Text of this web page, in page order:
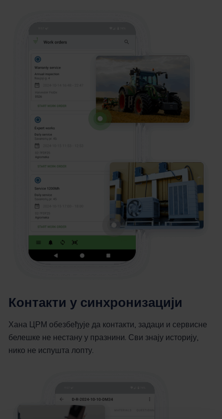
Контакти у синхронизацији
Хана ЦРМ обезбеђује да контакти, задаци и сервисне
белешке не нестану у празнини. Сви знају историју,
нико не испушта лопту.